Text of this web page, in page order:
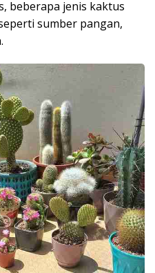
beberapa jenis kaktus
sumber pangan,